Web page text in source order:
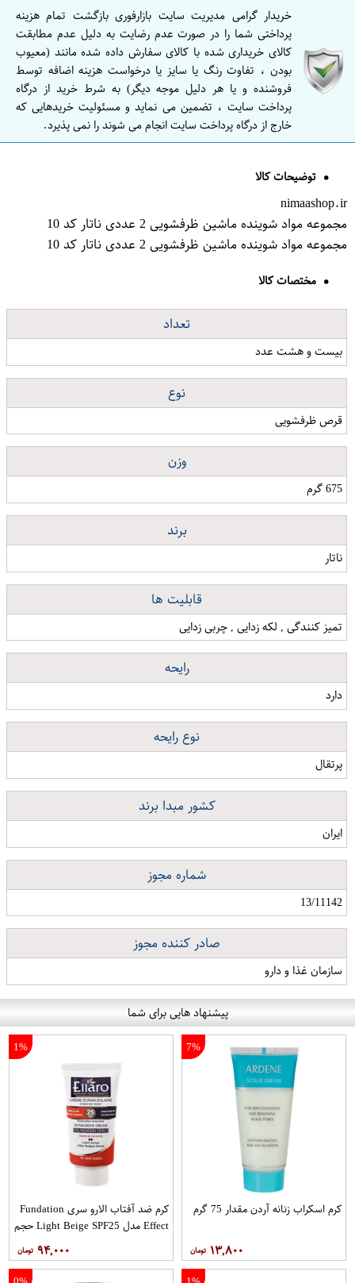
خریدار گرامی مدیریت سایت بازارفوری بازگشت تمام هزینه
پرداختی شما را در صورت عدم رضایت به دلیل عدم مطابقت
کالای خریداری شده با کالای سفارش داده شده مانند (معیوب
بودن ، تفاوت رنگ یا سایز یا درخواست هزینه اضافه توسط
فروشنده و یا هر دلیل موجه دیگر) به شرط خرید از درگاه
پرداخت سایت ، تضمین می نماید و مسئولیت خریدهایی که
خارج از درگاه پرداخت سایت انجام می شوند را نمی پذیرد.
توضیحات کالا
nimaashop.ir
مجموعه مواد شوینده ماشین ظرفشویی 2 عددی ناتار کد 10
مجموعه مواد شوینده ماشین ظرفشویی 2 عددی ناتار کد 10
مختصات کالا
تعداد
بیست و هشت عدد
نوع
قرص ظرفشویی
وزن
675 گرم
برند
ناتار
قابلیت ها
تمیز کنندگی , لکه زدایی , چربی زدایی
رایحه
دارد
نوع رایحه
پرتقال
کشور مبدا برند
ایران
شماره مجوز
13/11142
صادر کننده مجوز
سازمان غذا و دارو
پیشنهاد هایی برای شما
7%
کرم اسکراب زنانه آردن مقدار 75 گرم
۱۳,۸۰۰
1%
کرم ضد آفتاب الارو سری Fundation
Effect مدل Light Beige SPF25 حجم
۹۴,۰۰۰